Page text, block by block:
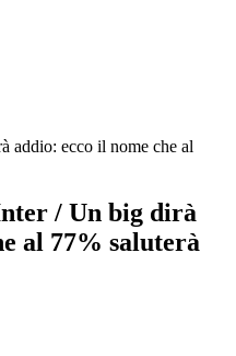
addio: ecco il nome che al
/ Un big dirà
al 77% saluterà